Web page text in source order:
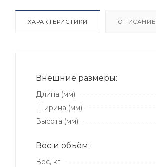
ХАРАКТЕРИСТИКИ ОПИСАНИЕ
Внешние размеры:
Длина (мм)
Ширина (мм)
Высота (мм)
Вес и объём:
Вес, кг